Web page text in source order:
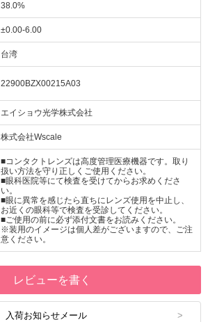
38.0%
±0.00-6.00
台湾
22900BZX00215A03
エイショウ光学株式会社
株式会社Wscale
■コンタクトレンズは高度管理医療機器です。取り
扱い方法を守り正しくご使用ください。
■眼科医院等にて検査を受けてからお求めくださ
い。
■眼に異常を感じたら直ちにレンズ使用を中止し、
お近くの眼科等で検査を受診してください。
■ご使用の前に必ず添付文書をお読みください。
※装用のイメージは個人差がございますので、ご注
意ください。
レビューを書く
入荷お知らせメール